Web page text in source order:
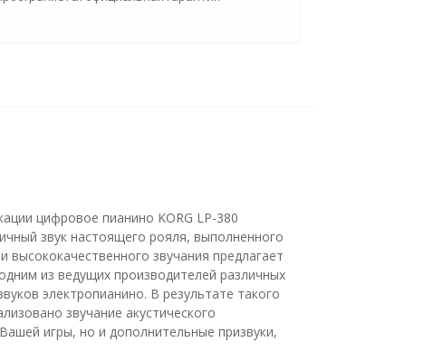
цифровое пианино KORG LP-380
звук настоящего рояля, выполненного
звучания предлагает
из ведущих производителей различных
электропианино. В результате такого
звучание акустического
игры, но и дополнительные призвуки,